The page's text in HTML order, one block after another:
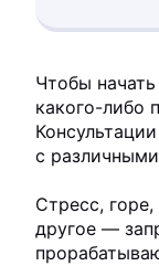
Чтобы
какого-либо
с
Стресс,
другое —